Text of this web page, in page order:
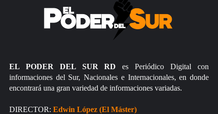
EL PODER DEL SUR RD es Periódico Digital con
informaciones del Sur, Nacionales e Internacionales, en donde
encontrará una gran variedad de informaciones variadas.
DIRECTOR: Edwin López (El Máster)